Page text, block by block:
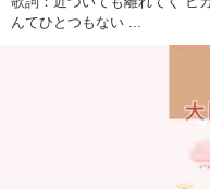
んてひとつもない ...